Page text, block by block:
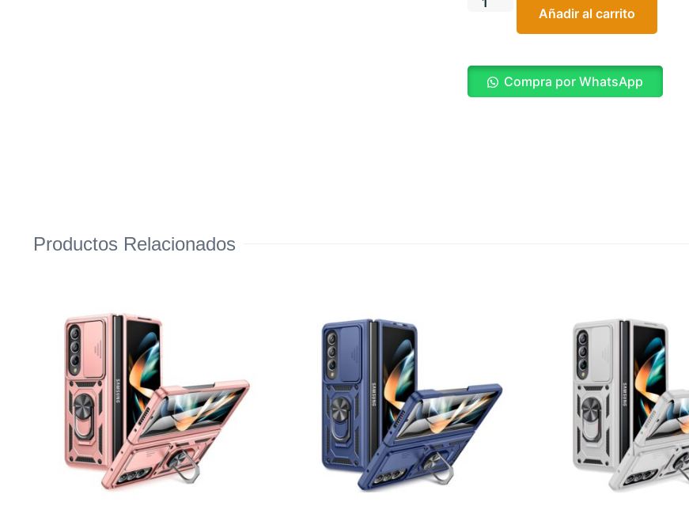
Añadir al carrito
Compra por WhatsApp
Productos Relacionados